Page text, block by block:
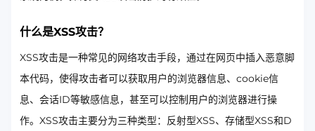
什么是XSS攻击？
XSS攻击是一种常见的网络攻击手段，通过在网页中插入恶意脚
本代码，使得攻击者可以获取用户的浏览器信息、cookie信
息、会话ID等敏感信息，甚至可以控制用户的浏览器进行操
作。XSS攻击主要分为三种类型：反射型XSS、存储型XSS和D